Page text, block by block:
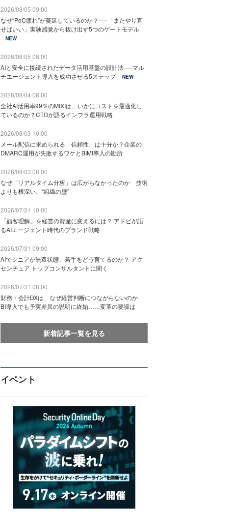
2026/08/05 09:00
なぜ“PoC疲れ”が蔓延しているのか？──「またやり直
せばいい」実験感覚から抜け出す5つのゲートモデル
NEW
2026/08/05 08:00
AIと安全に接続されたデータ活用基盤の設計法──マル
チエージェント導入を成功させる5ステップ
NEW
2026/08/04 08:00
全社AI活用率99％のMIXIは、いかにコストを最適化し
ているのか？CTOが語るインフラ運用戦略
2026/08/03 10:00
メール配信に求められる「信頼性」は十分か？企業の
DMARC運用が失敗するワケとBIMI導入の勘所
2026/08/03 08:00
なぜ「リアルタイム分析」は広がらなかったのか 技術
よりも根深い、“組織の壁”
2026/07/31 10:00
「顧客理解」を経営の資産に変えるには？ アドビが語
るAIエージェント時代のブランド戦略
2026/07/31 09:00
AIでシニアが無双状態、若手をどう育てるのか？ アク
センチュア トップコンサルタントに聞く
2026/07/31 08:00
財務・会計DXは、なぜ経営判断につながらないのか
BI導入でも予実差異の説明に終始……変革の要諦は
新着記事一覧を見る
イベント